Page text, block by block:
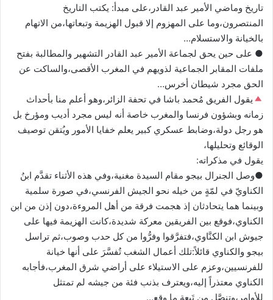
تاريخ وماضي الأمير عبد القادر،على مبدأ: يكتب التاريخ
المنتصرون،وما على المهزوم إلا قبول الهزيمة وتبعاتها،من الاتهام
بالخيانة والاستسلام…
● على حين يحق لجماعة الأمير عبد القادر التشهير والمطالبة بفتح
ملفات المقابر الجماعية لذويهم في المغرب الأقصى،والساكت عن
الحق مجرد شيطان أخرس…
يقول الفريق مُحمد باشا في تحفة الزائر،وهو أعلم منا بأحداث
زمانه وبشؤون فرنسا والمغرب خاصة أنه ليس مجرد أديب ومؤرخ بل
هو رجل دولة،وضابط عسكري كبير يعلم خفايا الأمور ويُتقن توصيف
الوقائع وتحليلها،
يقول في مذكراته:
●وصل الجنرال بيجو مقام السيدة مغنية،وفي هذه الأثناء تقدَّم ابنُ
الكناويّ في لمّةٍ من خيله نحو الجيش الفرنسي،في صورة سلمية
وبينما هما يتحادثان إذ هجمت فرقة من أهل المروءة،دون إذن من ابن
الكناوي،فوقع بين الفريقين معركة شديدة،كانت الهزيمة فيها على
جيوش ابن الكنَّاوي،فتفرَّقوا وفرُّوا من كل حدب وصوب،ثم تراسل
بيجو والكناوي قائلاً:تلك أعمال الشغب تُفسَّرَ على أنها خيانة
للفرنسيين،وعزم على الاستيلاء على أراضي شرق المغرب،فأجابه
الكناوي معتذراً إليه،ويعترف بذنب فئة من جيشه لم تمتثل
للأوامر،وتنصَّل من تَبِعة ما وقع…